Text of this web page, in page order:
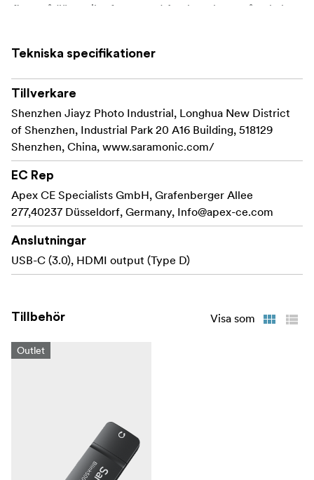
flera trådlösa mikrofoner med Apple-enheter så enkel
RXDi ger ljud i sändningskvalitet i ett otroligt kompakt
och lätt format.
enheter
Dubbelkanal
För mobil videoproduktion, vloggning, journalistik
och annat
Levererar kristallklar professionell ljudkvalitet
Tekniska specifikationer
Tillverkare
Shenzhen Jiayz Photo Industrial, Longhua New District
of Shenzhen, Industrial Park 20 A16 Building, 518129
Shenzhen, China, www.saramonic.com/
EC Rep
Apex CE Specialists GmbH, Grafenberger Allee
277,40237 Düsseldorf, Germany, Info@apex-ce.com
Anslutningar
USB-C (3.0), HDMI output (Type D)
Tillbehör Visa som
Outlet